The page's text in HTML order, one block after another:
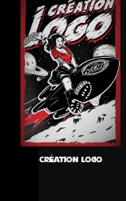
CRÉATION LOGO